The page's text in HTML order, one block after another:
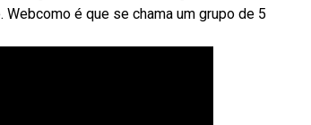
é que se chama um grupo de 5